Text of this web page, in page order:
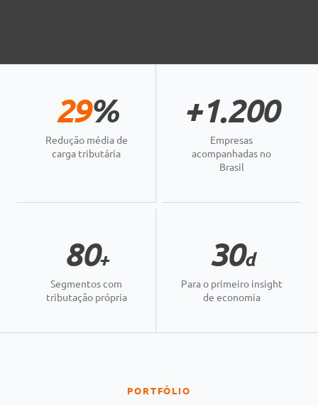
29%
Redução média de
carga tributária
+1.200
Empresas
acompanhadas no
Brasil
80+
Segmentos com
tributação própria
30d
Para o primeiro insight
de economia
PORTFÓLIO